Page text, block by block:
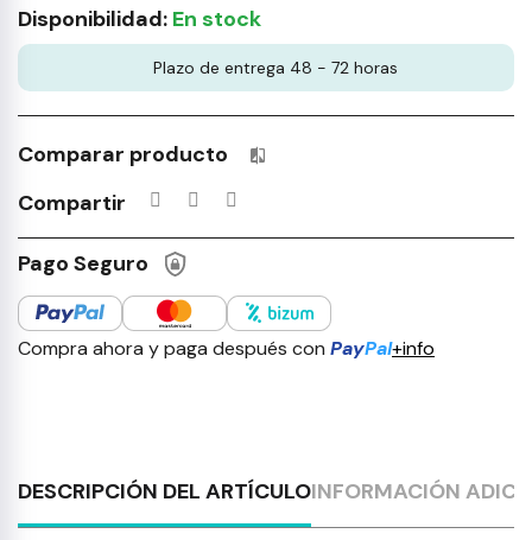
Disponibilidad: En stock
Plazo de entrega 48 - 72 horas
Comparar producto Productos incluidos en tu lista
Compartir
Pago Seguro
Compra ahora y paga después con PayPal+info
DESCRIPCIÓN DEL ARTÍCULOINFORMACIÓN